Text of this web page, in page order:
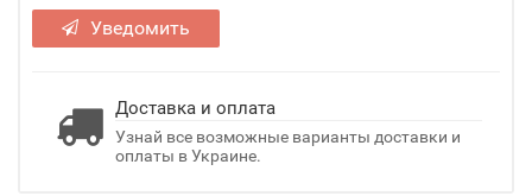
Уведомить
Доставка и оплата
Узнай все возможные варианты доставки и
оплаты в Украине.